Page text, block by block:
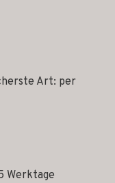
Art: per
Werktage